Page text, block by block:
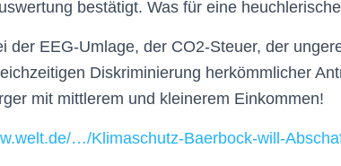
bestätigt. Was für eine
der EEG-Umlage, der CO2-Steuer, der
Diskriminierung herkömmlicher
mit mittlerem und kleinerem Einkommen!
…/Klimaschutz-Baerbock-will-